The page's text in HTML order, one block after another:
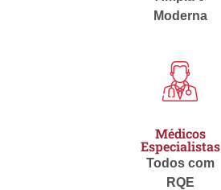
Moderna
Médicos
Especialistas
Todos com
RQE